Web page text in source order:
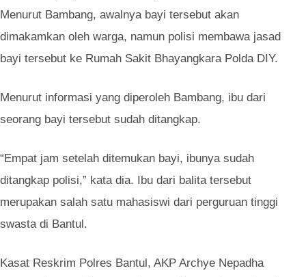
Menurut Bambang, awalnya bayi tersebut akan
dimakamkan oleh warga, namun polisi membawa jasad
bayi tersebut ke Rumah Sakit Bhayangkara Polda DIY.
Menurut informasi yang diperoleh Bambang, ibu dari
seorang bayi tersebut sudah ditangkap.
“Empat jam setelah ditemukan bayi, ibunya sudah
ditangkap polisi,” kata dia. Ibu dari balita tersebut
merupakan salah satu mahasiswi dari perguruan tinggi
swasta di Bantul.
Kasat Reskrim Polres Bantul, AKP Archye Nepadha